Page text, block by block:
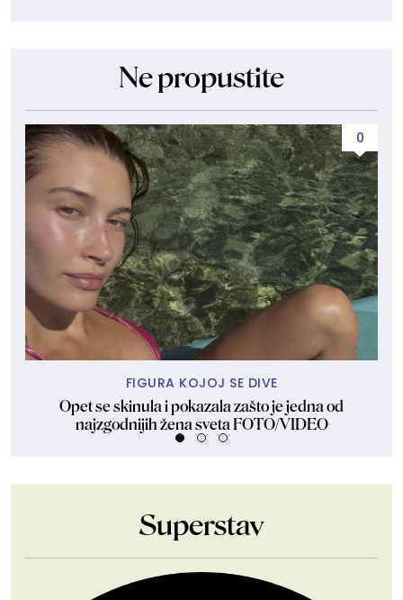
Ne propustite
0
FIGURA KOJOJ SE DIVE
Opet se skinula i pokazala zašto je jedna od
najzgodnijih žena sveta FOTO/VIDEO
Superstav